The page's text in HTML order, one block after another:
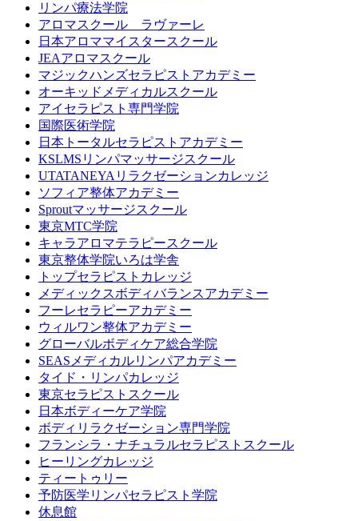
リンパ療法学院
アロマスクール ラヴァーレ
日本アロママイスタースクール
JEAアロマスクール
マジックハンズセラピストアカデミー
オーキッドメディカルスクール
アイセラピスト専門学院
国際医術学院
日本トータルセラピストアカデミー
KSLMSリンパマッサージスクール
UTATANEYAリラクゼーションカレッジ
ソフィア整体アカデミー
Sproutマッサージスクール
東京MTC学院
キャラアロマテラピースクール
東京整体学院いろは学舎
トップセラピストカレッジ
メディックスボディバランスアカデミー
フーレセラピーアカデミー
ウィルワン整体アカデミー
グローバルボディケア総合学院
SEASメディカルリンパアカデミー
タイド・リンパカレッジ
東京セラピストスクール
日本ボディーケア学院
ボディリラクゼーション専門学院
フランシラ・ナチュラルセラピストスクール
ヒーリングカレッジ
ティートゥリー
予防医学リンパセラピスト学院
休息館